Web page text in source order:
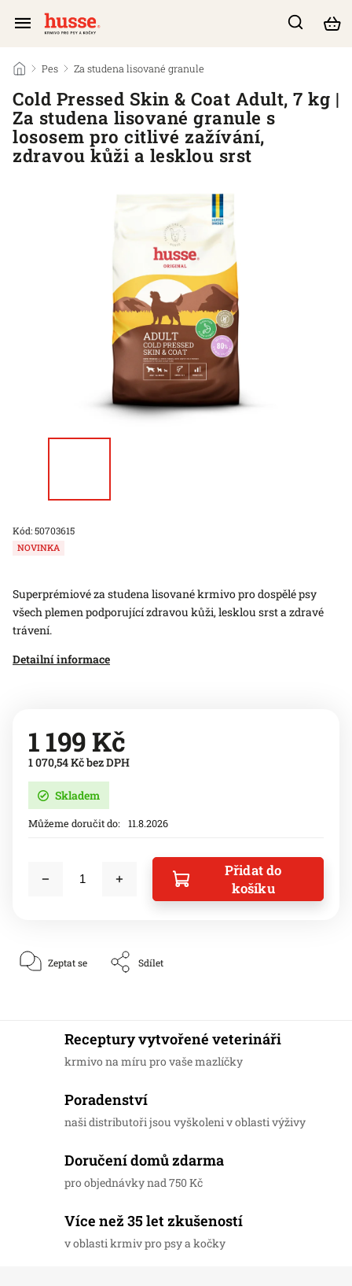
/ Pes / Za studena lisované granule
Cold Pressed Skin & Coat Adult, 7 kg |
Za studena lisované granule s
lososem pro citlivé zažívání,
zdravou kůži a lesklou srst
Kód:50703615
Superprémiové za studena lisované krmivo pro dospělé psy
všech plemen podporující zdravou kůži, lesklou srst a zdravé
trávení.
Detailní informace
NOVINKA
1 199 Kč
1 070,54 Kč bez DPH
Skladem
Můžeme doručit do: 11.8.2026
Přidat do
košíku
Zeptat se Sdílet
Receptury vytvořené veterináři
krmivo na míru pro vaše mazlíčky
Poradenství
naši distributoři jsou vyškoleni v oblasti výživy
Doručení domů zdarma
pro objednávky nad 750 Kč
Více než 35 let zkušeností
v oblasti krmiv pro psy a kočky